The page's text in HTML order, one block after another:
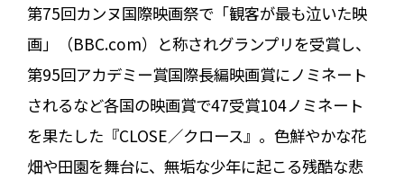
第75回カンヌ国際映画祭で「観客が最も泣いた映
画」（BBC.com）と称されグランプリを受賞し、
第95回アカデミー賞国際長編映画賞にノミネート
されるなど各国の映画賞で47受賞104ノミネート
を果たした『CLOSE／クロース』。色鮮やかな花
畑や田園を舞台に、無垢な少年に起こる残酷な悲